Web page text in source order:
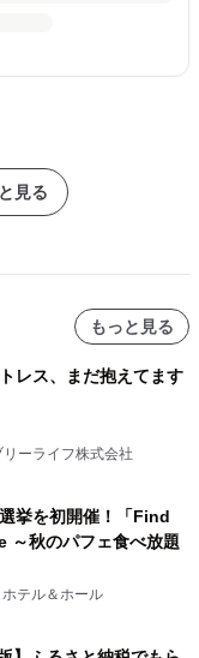
見る
もっと見る
レス、まだ抱えてます
ーライフ株式会社
挙を初開催！「Find
～秋のパフェ食べ放題
テル＆ホール